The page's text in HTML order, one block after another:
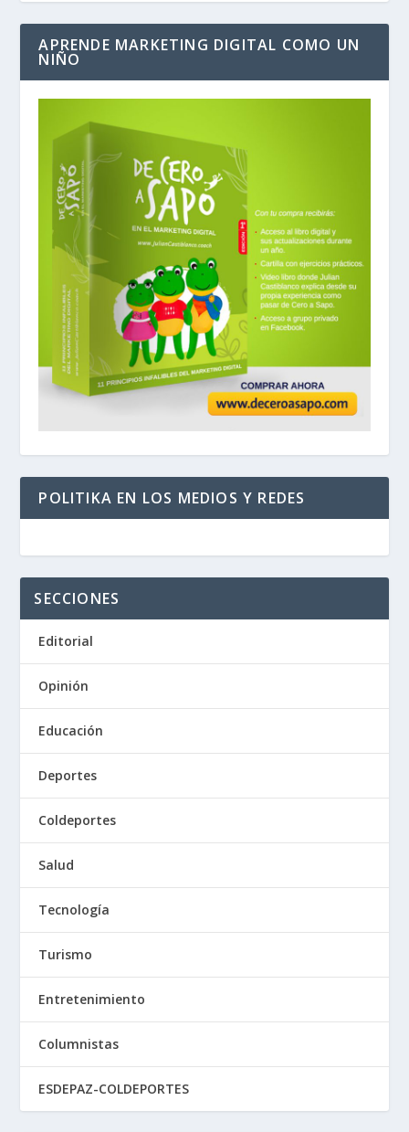
APRENDE MARKETING DIGITAL COMO UN
NIÑO
POLITIKA EN LOS MEDIOS Y REDES
SECCIONES
Editorial
Opinión
Educación
Deportes
Coldeportes
Salud
Tecnología
Turismo
Entretenimiento
Columnistas
ESDEPAZ-COLDEPORTES